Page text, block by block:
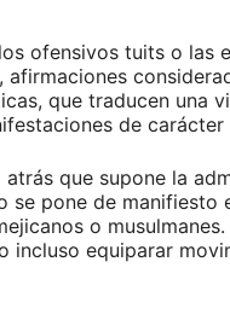
ofensivos tuits o las
que traducen una
de
atrás que supone la
pone de
o
equiparar